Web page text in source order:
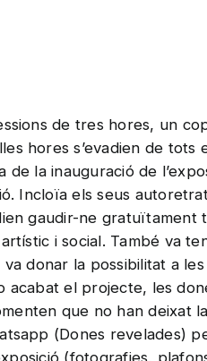
de tres hores, un
hores s’evadien de
de la inauguració de
Incloïa els seus
gaudir-ne gratuïtament
i social. També va
donar la possibilitat a
acabat el projecte, les
que no han deixat
(Dones revelades)
(fotografies,